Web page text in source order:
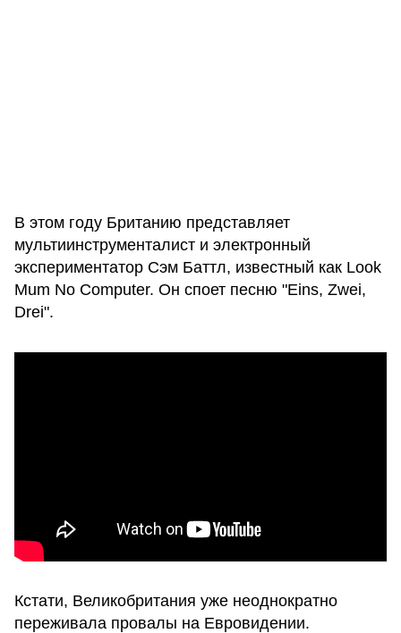
В этом году Британию представляет
мультиинструменталист и электронный
экспериментатор Сэм Баттл, известный как Look
Mum No Computer. Он споет песню "Eins, Zwei,
Drei".
Кстати, Великобритания уже неоднократно
переживала провалы на Евровидении.